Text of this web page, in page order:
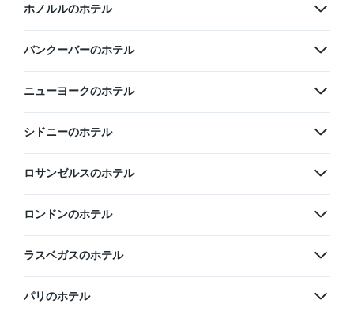
ホノルルのホテル
バンクーバーのホテル
ニューヨークのホテル
シドニーのホテル
ロサンゼルスのホテル
ロンドンのホテル
ラスベガスのホテル
パリのホテル